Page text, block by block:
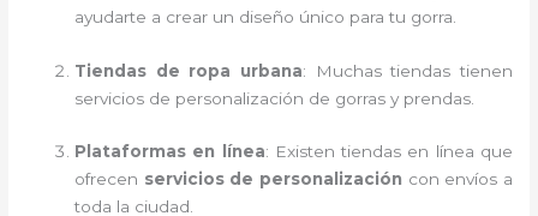
ayudarte a crear un diseño único para tu gorra.
Tiendas de ropa urbana: Muchas tiendas tienen
servicios de personalización de gorras y prendas.
Plataformas en línea: Existen tiendas en línea que
ofrecen servicios de personalización con envíos a
toda la ciudad.